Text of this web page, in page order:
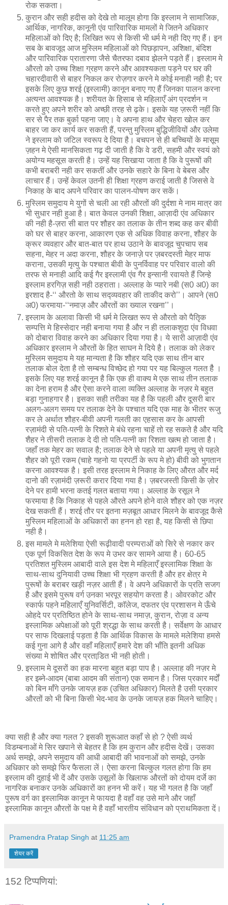
रोक सकता।
कुरान और सही हदीस को देखे तो मालूम होगा कि इस्लाम ने सामाजिक,
आर्थिक, नागरिक, कानूनी एंव पारिवारिक मामलों मे जितने अधिकार
महिलाओं को दिए है; लिखित रूप से किसी भी धर्म मे नही दिए गए हैं। इन
सब के बावजूद आज मुस्लिम महिलाओं को पिछड़ापन, अशिक्षा, बंदिश
और पारिवारिक प्रातारणा जैसे चैतरफा दबाव झेलने पड़ते हैं। इस्लाम मे
औरतो को उच्च शिक्षा ग्रहण करने और आवश्यकता पड़ने पर घर की
चहारदीवारी से बाहर निकल कर रोज़गार करने मे कोई मनाही नही है; पर
इसके लिए कुछ शरई (इस्लामी) कानून बनाए गए हैं जिनका पालन करना
अत्यन्त आवश्यक है। शरीयत के हिसाब से महिलाएँ अंग प्रदर्शन न
करते हुए अपने शरीर को अच्छी तरह से ढ़के। इसके यह ज़रूरी नहीं कि
सर से पैर तक बुर्का पहना जाए। वे अपना हाथ और चेहरा खोल कर
बाहर जा कर कार्य कर सकती हैं, परन्तु मुस्लिम बुद्धिजीवियों और उलेमा
ने इस्लाम को जटिल स्वरूप दे दिया है। बचपन से ही बच्चियों के मासूम
ज़हन मे ऐसी मानसिकता गढ़ दी जाती है कि वे डरी, सहमी और स्वयं को
अयोग्य महसूस करती है। उन्हें यह सिखाया जाता है कि वे पुरूषों की
कभी बराबरी नही कर सकतीं और उनके सहारे के बिना वे बेबस और
लाचार हैं। उन्हें केवल उतनी ही शिक्षा ग्रहण कराई जाती है जिससे वे
निकाह के बाद अपने परिवार का पालन-पोषण कर सकें।
मुस्लिम समुदाय मे युगों से चली आ रही औरतों की दुर्दशा मे नाम मात्र का
भी सुधार नही हुआ है। बात केवल उनकी शिक्षा, आज़ादी एंव अधिकार
की नही है-ज़रा सी बात पर शौहर का तलाक के तीन शब्द कह कर बीवी
को घर से बाहर करना, आकारण एक से अधिक विवाह करना, शौहर के
क्रूर व्यवहार और बात-बात पर हाथ उठाने के बावजूद चुपचाप सब
सहना, मेहर न अदा करना, शौहर के जनाज़े पर ज़बरदस्ती मेहर माफ
कराना, उसकी मृत्यु के पश्चात बीवी के पुनर्विवाह पर परिवार वालो की
तरफ से मनाही आदि कई गैर इस्लामी एंव गैर इन्सानी रवायते हैं जिन्हे
इस्लाम हरगिज़ सही नही ठहराता। अल्लाह के प्यारे नबी (स0 अ0) का
इरशाद है-‘‘ औरतो के साथ सद्व्यवहार की ताकीद करो’’। आपने (स0
अ0) फरमाया-‘‘नमाज़ और औरतों का ख्याल रखना’’।
इस्लाम के अलावा किसी भी धर्म मे लिखत रूप से औरतो को पैतिृक
सम्पत्ति मे हिस्सेदार नही बनाया गया है और न ही तलाकशुदा एंव विधवा
को दोबारा विवाह करने का अधिकार दिया गया है। ये सारी आज़ादी एंव
अधिकार इस्लाम ने औरतों के हित साघन मे दिये है। तलाक को लेकर
मुस्लिम समुदाय मे यह मान्यता है कि शौहर यदि एक साथ तीन बार
तलाक बोल देता है तो सम्बन्ध विच्छेद हो गया पर यह बिल्कुल गलत हैै ।
इसके लिए यह शरई कानून है कि एक ही वाक्य मे एक साथ तीन तलाक
का देना हराम है और ऐसा करने वाला व्यक्ति अल्लाह के नज़र मे बहुत
बड़ा गुनाहगार है। इसका सही तरीका यह है कि पहली और दूसरी बार
अलग-अलग समय पर तलाक देने के पश्चात यदि एक माह के भीतर रूजु
कर ले अर्थात शौहर-बीवी अपनी गलती का एहसास कर के आपसी
रज़ामंदी से पति-पत्नी के रिशते मे बंधे रहना चाहें तो रह सकते है और यदि
शैहर ने तीसरी तलाक दे दी तो पति-पत्नी का रिशता खत्म हो जाता है।
जहाँ तक मेहर का सवाल है; तलाक देने से पहले या अपनी मृत्यु से पहले
शैहर को पूरी रकम (चाहे गहनो या प्रपर्टी के रूप मे हो) बीवी को भुगतान
करना आवश्यक है। इसी तरह इस्लाम मे निकाह के लिए औरत और मर्द
दानो की रज़ामंदी ज़रूरी करार दिया गया है। ज़बरजस्ती किसी के ज़ोर
देने पर हामी भरना कतई गलत बताया गया। अल्लाह के रसूल ने
फरमाया है कि निकाह से पहले औरते अपने होने वाले शौहर को एक नज़र
देख सकती हैं। शरई तौर पर इतना मज़बूत आधार मिलने के बावजूद कैसे
मुस्लिम महिलाओं के अधिकारों का हनन हो रहा है, यह किसी से छिपा
नही है।
इस मामले मे मलेशिया ऐसी रूढ़ीवादी परम्पराओं को सिरे से नकार कर
एक पूर्ण विकसित देश के रूप मे उभर कर सामने आया है। 60-65
प्रतिशत मुस्लिम आबादी वाले इस देश मे महिलाएँ इस्लामिक शिक्षा के
साथ-साथ दुनियावी उच्च शिक्षा भी ग्रहण करती है और हर क्षेत्र मे
पुरूषों के बराबर खड़ी नज़र आती हैं। वे अपने अधिकारों के प्रति सजग
है और इसमे पुरूष वर्ग उनका भरपूर सहयोग करता है। ओवरकोट और
स्कार्फ पहने महिलाएँ युनिवर्सिटी, काॅलेज, दफतर एंव प्रशासन मे ऊँचे
ओहदे पर प्रतिष्ठित होने के साथ-साथ नमाज़, कुरान, रोज़ा व अन्य
इस्लामिक अपेक्षाओं को पूरी श्रद्धा के साथ करती है। सर्वेक्षण के आधार
पर साफ दिखलाई पड़ता है कि आर्थिक विकास के मामले मलेशिया हमसे
कई गुना आगे है और वहाँ महिलाएँ हमारे देश की भाँति इतनी अधिक
संख्या मे शोषित और प्रताडि़त भी नही होती।
इस्लाम मे दूसरों का हक मारना बहुत बड़ा पाप है। अल्लाह की नज़र मे
हर इब्ने-आदम (बाबा आदम की संतान) एक समान है। जिस प्रकार मर्दों
को बिन माँगे उनके जायज़ हक (उचित अधिकार) मिलते है उसी प्रकार
औरतों को भी बिना किसी भेद-भाव के उनके जायज़ हक मिलने चाहिए।
क्या सही है और क्या गलत ? इसकी शुरूआत कहाँ से हो ? ऐसी व्यर्थ
विडम्बनाओं मे सिर खपाने से बेहतर है कि हम कुरान और हदीस देखें। उसका
अर्थ समझे, अपने समुदाय की आधी आबादी की भावनाओं को समझे, उनके
अधिकार को समझे फिर फैसला लें। ऐसा करना बिल्कुल गलत होगा कि हम
इस्लाम की दुहाई भी दें और उसके उसूलों के खिलाफ औरतों को दोयम दर्जे का
नागरिक बनाकर उनके अधिकारों का हनन भी करें। यह भी गलत है कि जहाँ
पुरूष वर्ग का इस्लामिक कानून मे फायदा है वहाँ वह उसे माने और जहाँ
इस्लामिक कानून औरतों के पक्ष मे है वहाँ भारतीय संविधान को प्राथमिकता दें।
Pramendra Pratap Singh at 11:25 am
शेयर करें
152 टिप्‍पणियां: